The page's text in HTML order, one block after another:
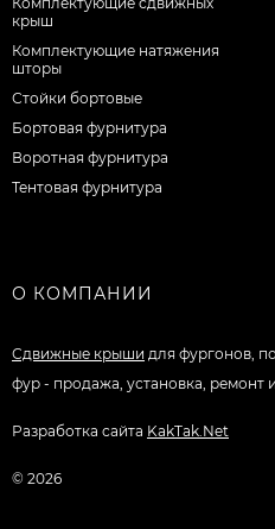
крыш
Комплектующие натяжения
шторы
Стойки бортовые
Бортовая фурнитура
Воротная фурнитура
Тентовая фурнитура
О КОМПАНИИ
Сдвижные крыши для фургонов,
фур - продажа, установка,
Разработка сайта KakTak.Net
© 2026